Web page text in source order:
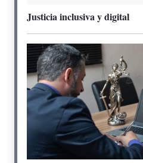
Justicia inclusiva y digital